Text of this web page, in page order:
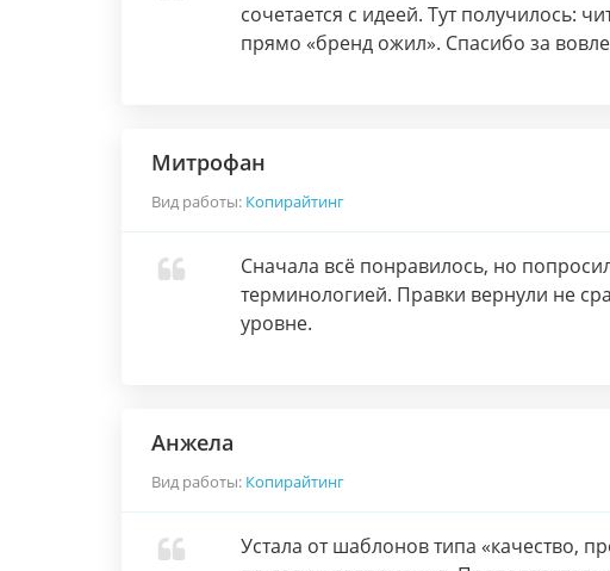
сочетается с идеей. Тут получилось:
прямо «бренд ожил». Спасибо за
Митрофан
Вид работы: Копирайтинг
Сначала всё понравилось, но
терминологией. Правки вернули не
уровне.
Анжела
Вид работы: Копирайтинг
Устала от шаблонов типа «качество,